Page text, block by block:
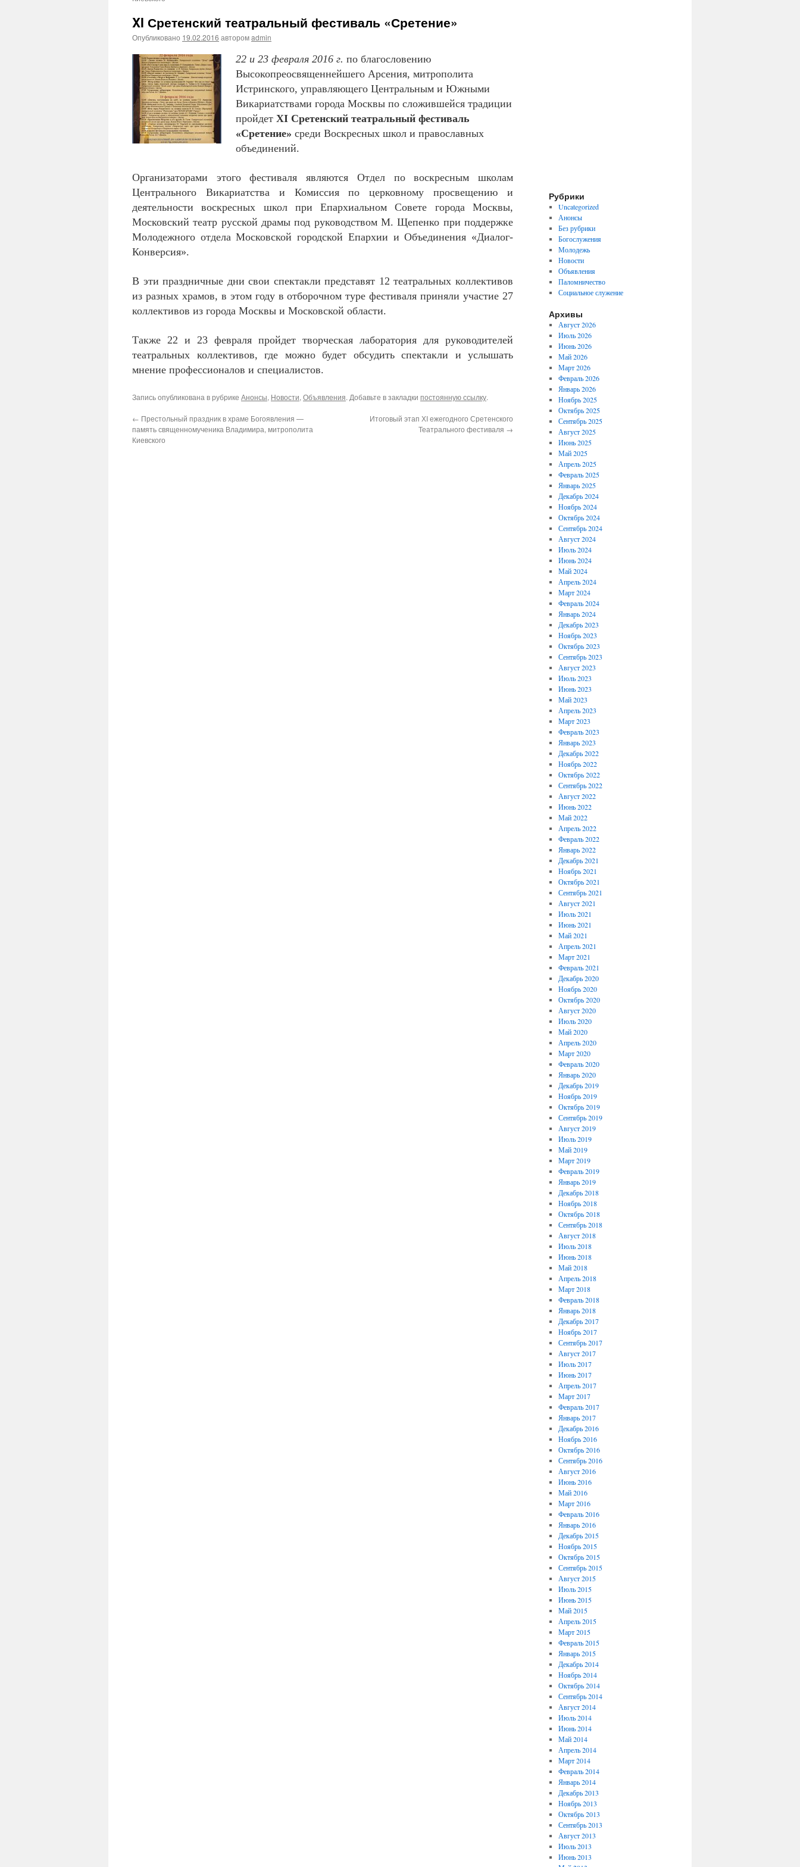
XI Сретенский театральный фестиваль «Сретение»
Опубликовано 19.02.2016 авторомadmin
22 и 23 февраля 2016 г. по благословению
Высокопреосвященнейшего Арсения, митрополита
Истринского, управляющего Центральным и Южными
Викариатствами города Москвы по сложившейся традиции
пройдет XI Сретенский театральный фестиваль
«Сретение» среди Воскресных школ и православных
объединений.
Организаторами этого фестиваля являются Отдел по воскресным школам
Центрального Викариатства и Комиссия по церковному просвещению и
деятельности воскресных школ при Епархиальном Совете города Москвы,
Московский театр русской драмы под руководством М. Щепенко при поддержке
Молодежного отдела Московской городской Епархии и Объединения «Диалог-
Конверсия».
В эти праздничные дни свои спектакли представят 12 театральных коллективов
из разных храмов, в этом году в отборочном туре фестиваля приняли участие 27
коллективов из города Москвы и Московской области.
Также 22 и 23 февраля пройдет творческая лаборатория для руководителей
театральных коллективов, где можно будет обсудить спектакли и услышать
мнение профессионалов и специалистов.
Запись опубликована в рубрике Анонсы, Новости, Объявления. Добавьте в закладки постоянную ссылку.
← Престольный праздник в храме Богоявления —
память священномученика Владимира, митрополита
Киевского
Итоговый этап ХI ежегодного Сретенского
Театрального фестиваля →
Рубрики
Uncategorized
Анонсы
Без рубрики
Богослужения
Молодежь
Новости
Объявления
Паломничество
Социальное служение
Архивы
Август 2026
Июль 2026
Июнь 2026
Май 2026
Март 2026
Февраль 2026
Январь 2026
Ноябрь 2025
Октябрь 2025
Сентябрь 2025
Август 2025
Июнь 2025
Май 2025
Апрель 2025
Февраль 2025
Январь 2025
Декабрь 2024
Ноябрь 2024
Октябрь 2024
Сентябрь 2024
Август 2024
Июль 2024
Июнь 2024
Май 2024
Апрель 2024
Март 2024
Февраль 2024
Январь 2024
Декабрь 2023
Ноябрь 2023
Октябрь 2023
Сентябрь 2023
Август 2023
Июль 2023
Июнь 2023
Май 2023
Апрель 2023
Март 2023
Февраль 2023
Январь 2023
Декабрь 2022
Ноябрь 2022
Октябрь 2022
Сентябрь 2022
Август 2022
Июнь 2022
Май 2022
Апрель 2022
Февраль 2022
Январь 2022
Декабрь 2021
Ноябрь 2021
Октябрь 2021
Сентябрь 2021
Август 2021
Июль 2021
Июнь 2021
Май 2021
Апрель 2021
Март 2021
Февраль 2021
Декабрь 2020
Ноябрь 2020
Октябрь 2020
Август 2020
Июль 2020
Май 2020
Апрель 2020
Март 2020
Февраль 2020
Январь 2020
Декабрь 2019
Ноябрь 2019
Октябрь 2019
Сентябрь 2019
Август 2019
Июль 2019
Май 2019
Март 2019
Февраль 2019
Январь 2019
Декабрь 2018
Ноябрь 2018
Октябрь 2018
Сентябрь 2018
Август 2018
Июль 2018
Июнь 2018
Май 2018
Апрель 2018
Март 2018
Февраль 2018
Январь 2018
Декабрь 2017
Ноябрь 2017
Сентябрь 2017
Август 2017
Июль 2017
Июнь 2017
Апрель 2017
Март 2017
Февраль 2017
Январь 2017
Декабрь 2016
Ноябрь 2016
Октябрь 2016
Сентябрь 2016
Август 2016
Июнь 2016
Май 2016
Март 2016
Февраль 2016
Январь 2016
Декабрь 2015
Ноябрь 2015
Октябрь 2015
Сентябрь 2015
Август 2015
Июль 2015
Июнь 2015
Май 2015
Апрель 2015
Март 2015
Февраль 2015
Январь 2015
Декабрь 2014
Ноябрь 2014
Октябрь 2014
Сентябрь 2014
Август 2014
Июль 2014
Июнь 2014
Май 2014
Апрель 2014
Март 2014
Февраль 2014
Январь 2014
Декабрь 2013
Ноябрь 2013
Октябрь 2013
Сентябрь 2013
Август 2013
Июль 2013
Июнь 2013